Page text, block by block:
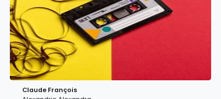
Claude François